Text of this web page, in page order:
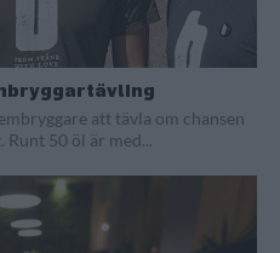
att tävla om chansen
50 öl är med...